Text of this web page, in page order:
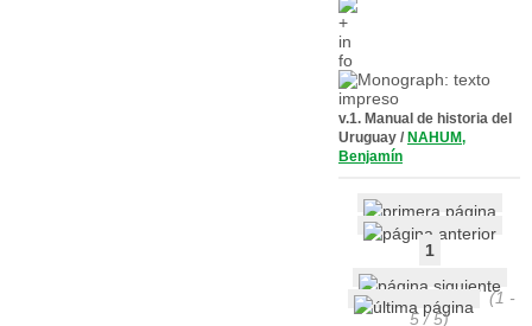
v.1. Manual de historia del
Uruguay / NAHUM,
Benjamín
1
(1 -
5 / 5)